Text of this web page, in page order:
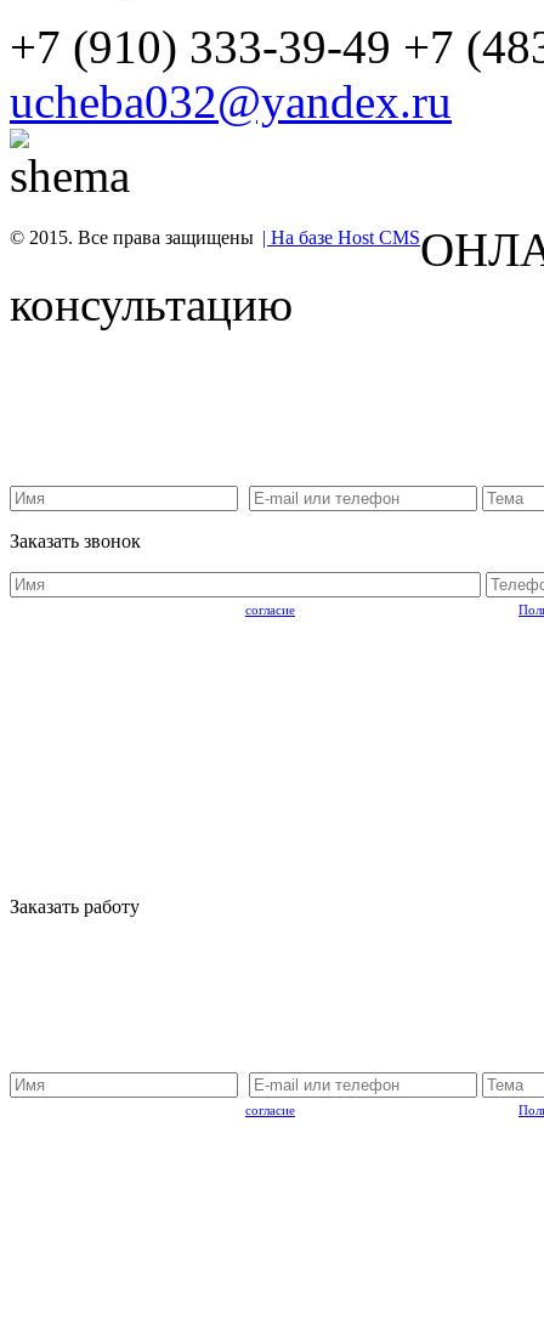
+7 (910) 333-39-49 +7
ucheba032@yandex.ru
© 2015. Все права защищены | На базе Host CMS
консультацию
Заказать звонок
согласие
Заказать работу
согласие